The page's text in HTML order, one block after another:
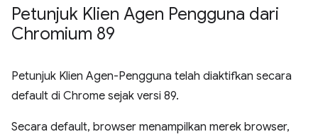
Petunjuk Klien Agen Pengguna dari
Chromium 89
Petunjuk Klien Agen-Pengguna telah diaktifkan secara
default di Chrome sejak versi 89.
Secara default, browser menampilkan merek browser,